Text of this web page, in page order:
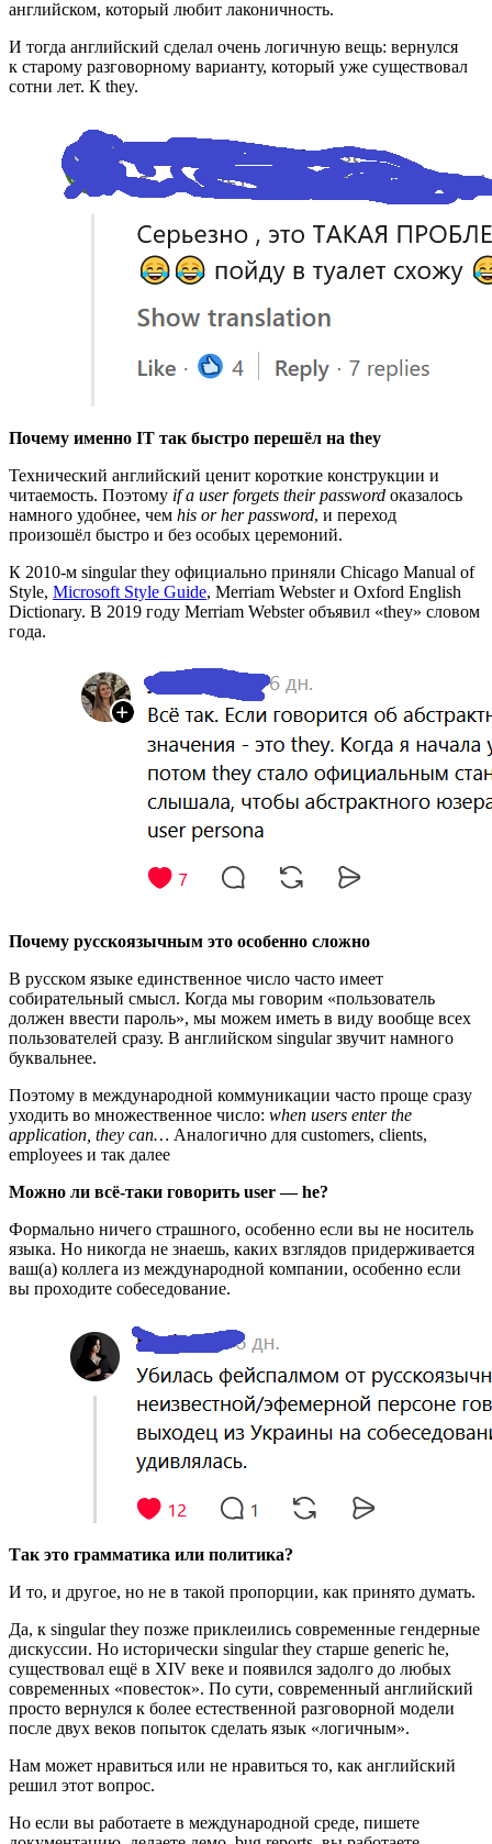
английском, который любит лаконичность.
И тогда английский сделал очень логичную вещь: вернулся
к старому разговорному варианту, который уже существовал
сотни лет. К they.
Почему именно IT так быстро перешёл на they
Технический английский ценит короткие конструкции и
читаемость. Поэтому if a user forgets their password оказалось
намного удобнее, чем his or her password, и переход
произошёл быстро и без особых церемоний.
К 2010-м singular they официально приняли Chicago Manual of
Style, Microsoft Style Guide, Merriam Webster и Oxford English
Dictionary. В 2019 году Merriam Webster объявил «they» словом
года.
Почему русскоязычным это особенно сложно
В русском языке единственное число часто имеет
собирательный смысл. Когда мы говорим «пользователь
должен ввести пароль», мы можем иметь в виду вообще всех
пользователей сразу. В английском singular звучит намного
буквальнее.
Поэтому в международной коммуникации часто проще сразу
уходить во множественное число: when users enter the
application, they can… Аналогично для customers, clients,
employees и так далее
Можно ли всё‑таки говорить user — he?
Формально ничего страшного, особенно если вы не носитель
языка. Но никогда не знаешь, каких взглядов придерживается
ваш(а) коллега из международной компании, особенно если
вы проходите собеседование.
Так это грамматика или политика?
И то, и другое, но не в такой пропорции, как принято думать.
Да, к singular they позже приклеились современные гендерные
дискуссии. Но исторически singular they старше generic he,
существовал ещё в XIV веке и появился задолго до любых
современных «повесток». По сути, современный английский
просто вернулся к более естественной разговорной модели
после двух веков попыток сделать язык «логичным».
Нам может нравиться или не нравиться то, как английский
решил этот вопрос.
Но если вы работаете в международной среде, пишете